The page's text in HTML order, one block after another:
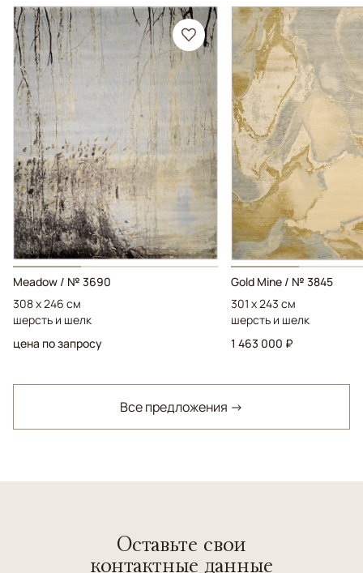
Meadow / № 3690
308 x 246 см
шерсть и шелк
цена по запросу
Gold Mine / № 3845
301 x 243 см
шерсть и шелк
1 463 000 ₽
Все предложения →
Оставьте свои
контактные данные